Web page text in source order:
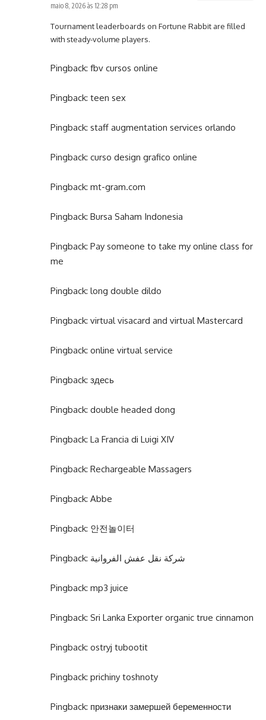
maio 8, 2026 às 12:28 pm
Tournament leaderboards on Fortune Rabbit are filled
with steady-volume players.
Pingback: fbv cursos online
Pingback: teen sex
Pingback: staff augmentation services orlando
Pingback: curso design grafico online
Pingback: mt-gram.com
Pingback: Bursa Saham Indonesia
Pingback: Pay someone to take my online class for
me
Pingback: long double dildo
Pingback: virtual visacard and virtual Mastercard
Pingback: online virtual service
Pingback: здесь
Pingback: double headed dong
Pingback: La Francia di Luigi XIV
Pingback: Rechargeable Massagers
Pingback: Abbe
Pingback: 안전놀이터
Pingback: شركة نقل عفش الفروانية
Pingback: mp3 juice
Pingback: Sri Lanka Exporter organic true cinnamon
Pingback: ostryj tubootit
Pingback: prichiny toshnoty
Pingback: признаки замершей беременности